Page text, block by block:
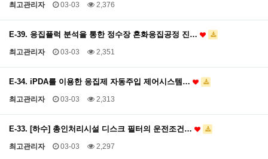
최고관리자 03-03 2,376
E-39. 응집플럭 분석을 통한 정수장 혼화응집공정 진…
최고관리자 03-03 2,351
E-34. iPDA를 이용한 응집제 자동주입 제어시스템…
최고관리자 03-03 2,313
E-33. [하수] 총인처리시설 디스크 필터의 운전조건…
최고관리자 03-03 2,297